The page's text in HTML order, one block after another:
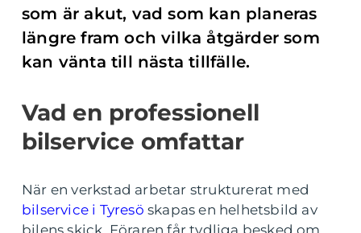
som är akut, vad som kan planeras
längre fram och vilka åtgärder som
kan vänta till nästa tillfälle.
Vad en professionell
bilservice omfattar
När en verkstad arbetar strukturerat med
bilservice i Tyresö skapas en helhetsbild av
bilens skick. Föraren får tydliga besked om